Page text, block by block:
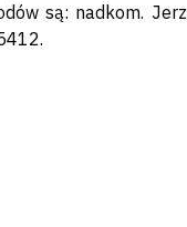
są: nadkom.